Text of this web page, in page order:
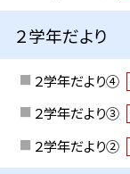
２学年だより
２学年だより④
２学年だより③
２学年だより②